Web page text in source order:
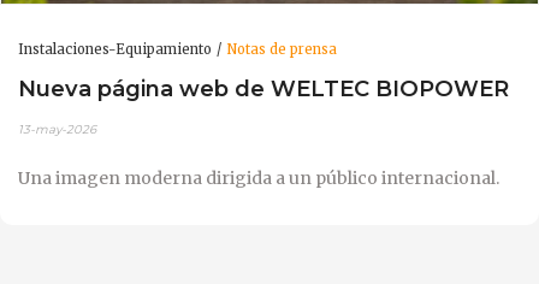
Instalaciones-Equipamiento Notas de prensa
Nueva página web de WELTEC BIOPOWER
13-may-2026
Una imagen moderna dirigida a un público internacional.